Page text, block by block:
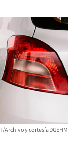
Archivo y cortesía DGEHM